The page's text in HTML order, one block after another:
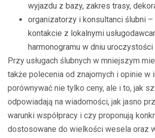
wyjazdu z bazy, zakres trasy,
organizatorzy i konsultanci ślubni
kontakcie z lokalnymi
harmonogramu w dniu uroczystości
Przy usługach ślubnych w mniejszym
także polecenia od znajomych i opinie w
porównywać nie tylko ceny, ale i to, jak
odpowiadają na wiadomości, jak jasno
warunki współpracy i czy proponują
dostosowane do wielkości wesela oraz